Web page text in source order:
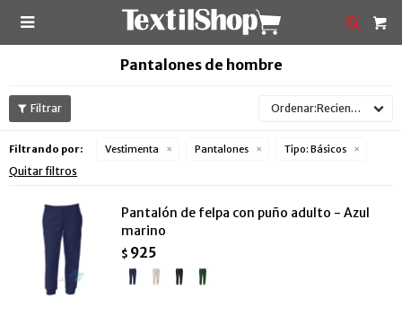

Pantalones de hombre
Recientes
Filtrando por: Vestimenta Pantalones Tipo: Básicos
Quitar filtros
Pantalón de felpa con puño adulto - Azul
marino
$ 925